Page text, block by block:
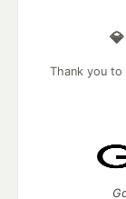
Thank you